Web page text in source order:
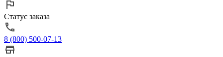
Статус заказа
8 (800) 500-07-13